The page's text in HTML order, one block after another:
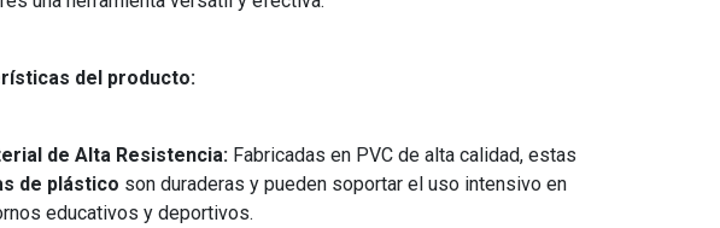
del producto:
de Alta Resistencia: Fabricadas en PVC de alta calidad, estas
de plástico son duraderas y pueden soportar el uso intensivo en
educativos y deportivos.